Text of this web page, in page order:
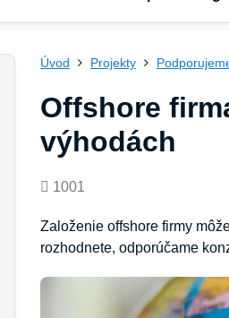
Úvod Projekty
Offshore
výhodách
Počet
1001
Založenie offshore firmy
rozhodnete, odporúčame